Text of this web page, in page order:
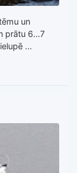
un
prātu 6...7
...